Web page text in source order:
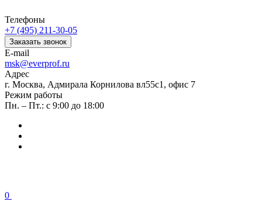
Телефоны
+7 (495) 211-30-05
Заказать звонок
E-mail
msk@everprof.ru
Адрес
г. Москва, Адмирала Корнилова вл55с1, офис 7
Режим работы
Пн. – Пт.: с 9:00 до 18:00
0